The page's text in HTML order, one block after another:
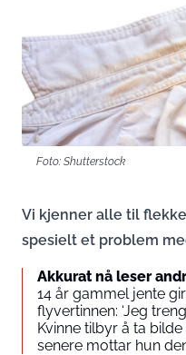
Foto: Shutterstock
Vi kjenner alle til
spesielt et problem
Akkurat nå leser
14 år gammel jente
flyvertinnen: ‘Jeg
Kvinne tilbyr å ta
senere mottar hun